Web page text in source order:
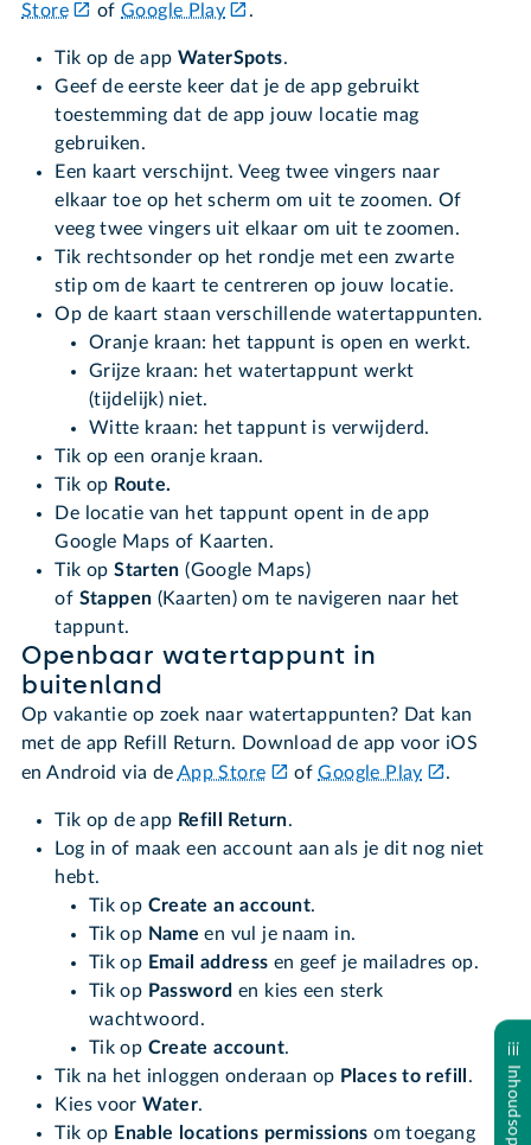
Store
ofGoogle Play .
Tik op de app WaterSpots.
Geef de eerste keer dat je de app gebruikt
toestemming dat de app jouw locatie mag
gebruiken.
Een kaart verschijnt. Veeg twee vingers naar
elkaar toe op het scherm om uit te zoomen. Of
veeg twee vingers uit elkaar om uit te zoomen.
Tik rechtsonder op het rondje met een zwarte
stip om de kaart te centreren op jouw locatie.
Op de kaart staan verschillende watertappunten.
Oranje kraan: het tappunt is open en werkt.
Grijze kraan: het watertappunt werkt
(tijdelijk) niet.
Witte kraan: het tappunt is verwijderd.
Tik op een oranje kraan.
Tik op Route.
De locatie van het tappunt opent in de app
Google Maps of Kaarten.
Tik opStarten (Google Maps)
of Stappen (Kaarten) om te navigeren naar het
tappunt.
Openbaar watertappunt in
buitenland
Op vakantie op zoek naar watertappunten? Dat kan
met de app Refill Return. Download de app voor iOS
en Android via de App Store ofGoogle Play .
Tik opde app Refill Return.
Log in of maak een account aan als je dit nog niet
hebt.
Tik op Create an account.
Tik op Name en vul je naam in.
Tik op Email address en geef je mailadres op.
Tik op Passworden kies een sterk
wachtwoord.
Tik op Create account.
Tik na het inloggen onderaan op Places to refill .
Kies voorWater.
Tik op Enable locations permissions om toegang